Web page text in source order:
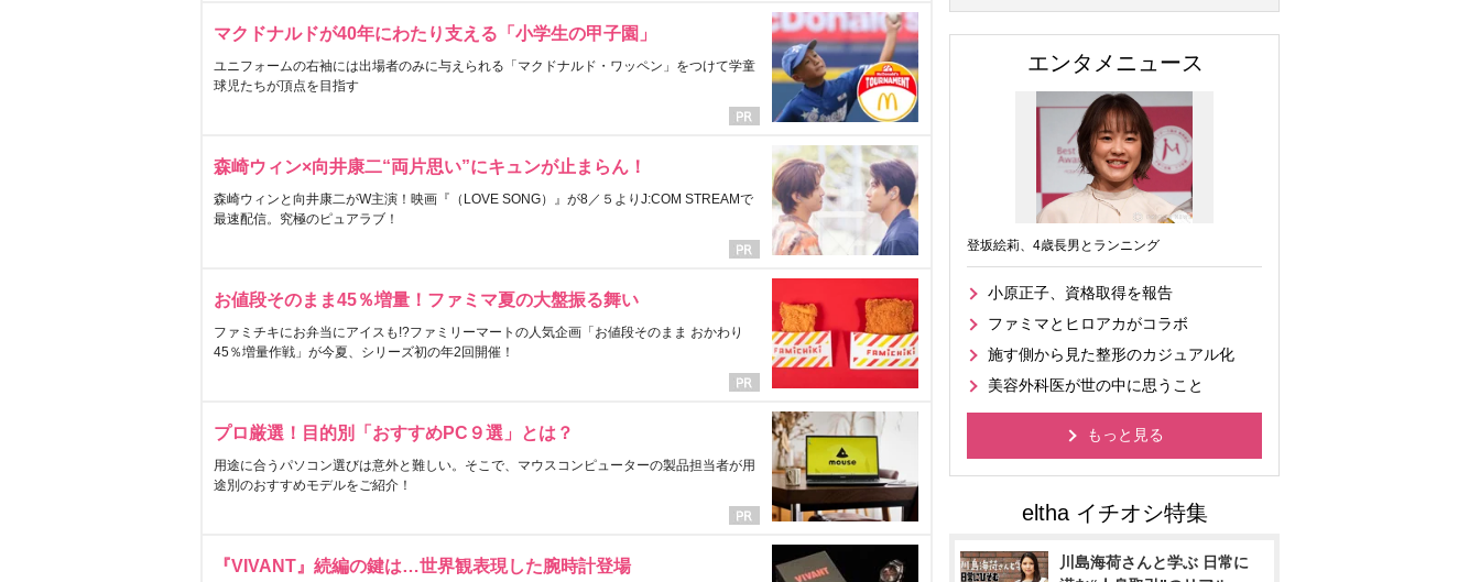
マクドナルドが40年にわたり支える「小学生の甲子園」
ユニフォームの右袖には出場者のみに与えられる「マクドナルド・ワッペン」をつけて学童
球児たちが頂点を目指す
森崎ウィン×向井康二“両片思い”にキュンが止まらん！
森崎ウィンと向井康二がW主演！映画『（LOVE SONG）』が8／５よりJ:COM STREAMで
最速配信。究極のピュアラブ！
お値段そのまま45％増量！ファミマ夏の大盤振る舞い
ファミチキにお弁当にアイスも!?ファミリーマートの人気企画「お値段そのまま おかわり
45％増量作戦」が今夏、シリーズ初の年2回開催！
プロ厳選！目的別「おすすめPC９選」とは？
用途に合うパソコン選びは意外と難しい。そこで、マウスコンピューターの製品担当者が用
途別のおすすめモデルをご紹介！
『VIVANT』続編の鍵は…世界観表現した腕時計登場
エンタメニュース
登坂絵莉、4歳長男とランニング
小原正子、資格取得を報告
ファミマとヒロアカがコラボ
施す側から見た整形のカジュアル化
美容外科医が世の中に思うこと
もっと見る
川島海荷さんと学ぶ 日常に